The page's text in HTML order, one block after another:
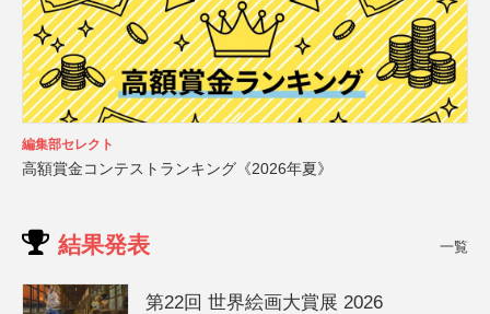
編集部セレクト
高額賞金コンテストランキング《2026年夏》
結果発表 一覧
第22回 世界絵画大賞展 2026